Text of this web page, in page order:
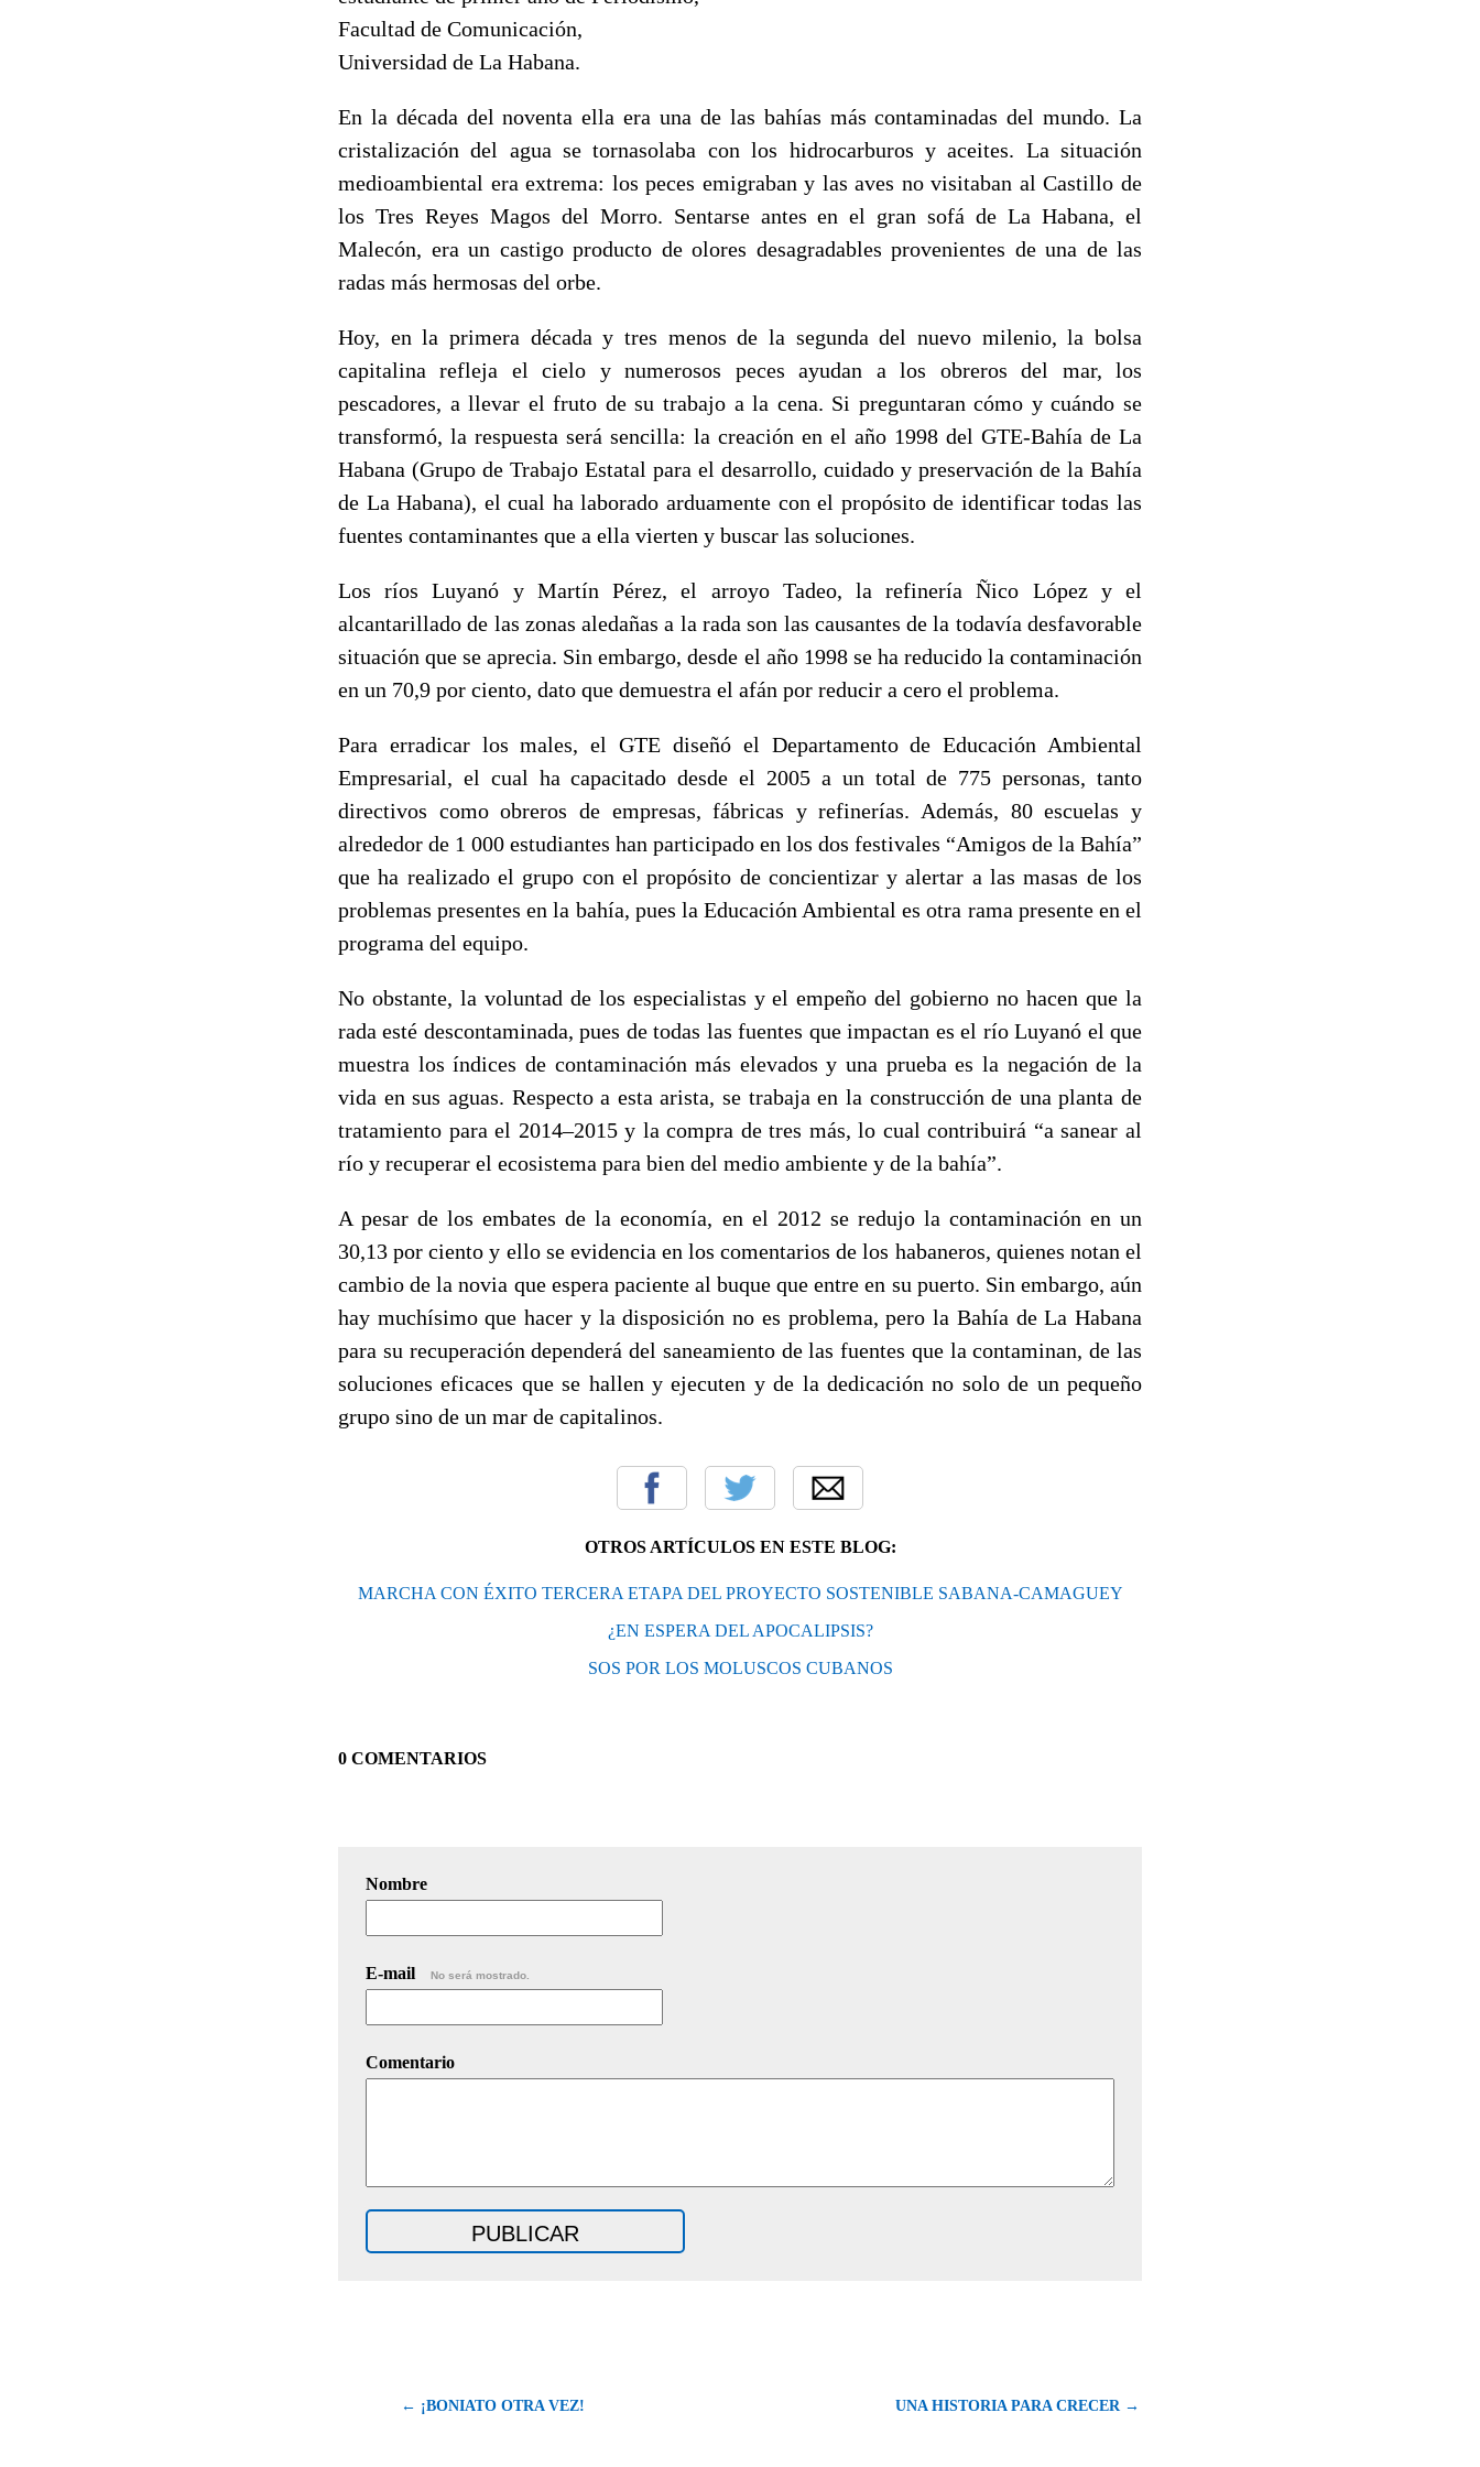
Facultad de Comunicación,
Universidad de La Habana.
En la década del noventa ella era una de las bahías más contaminadas del mundo. La
cristalización del agua se tornasolaba con los hidrocarburos y aceites. La situación
medioambiental era extrema: los peces emigraban y las aves no visitaban al Castillo de
los Tres Reyes Magos del Morro. Sentarse antes en el gran sofá de La Habana, el
Malecón, era un castigo producto de olores desagradables provenientes de una de las
radas más hermosas del orbe.
Hoy, en la primera década y tres menos de la segunda del nuevo milenio, la bolsa
capitalina refleja el cielo y numerosos peces ayudan a los obreros del mar, los
pescadores, a llevar el fruto de su trabajo a la cena. Si preguntaran cómo y cuándo se
transformó, la respuesta será sencilla: la creación en el año 1998 del GTE-Bahía de La
Habana (Grupo de Trabajo Estatal para el desarrollo, cuidado y preservación de la Bahía
de La Habana), el cual ha laborado arduamente con el propósito de identificar todas las
fuentes contaminantes que a ella vierten y buscar las soluciones.
Los ríos Luyanó y Martín Pérez, el arroyo Tadeo, la refinería Ñico López y el
alcantarillado de las zonas aledañas a la rada son las causantes de la todavía desfavorable
situación que se aprecia. Sin embargo, desde el año 1998 se ha reducido la contaminación
en un 70,9 por ciento, dato que demuestra el afán por reducir a cero el problema.
Para erradicar los males, el GTE diseñó el Departamento de Educación Ambiental
Empresarial, el cual ha capacitado desde el 2005 a un total de 775 personas, tanto
directivos como obreros de empresas, fábricas y refinerías. Además, 80 escuelas y
alrededor de 1 000 estudiantes han participado en los dos festivales “Amigos de la Bahía”
que ha realizado el grupo con el propósito de concientizar y alertar a las masas de los
problemas presentes en la bahía, pues la Educación Ambiental es otra rama presente en el
programa del equipo.
No obstante, la voluntad de los especialistas y el empeño del gobierno no hacen que la
rada esté descontaminada, pues de todas las fuentes que impactan es el río Luyanó el que
muestra los índices de contaminación más elevados y una prueba es la negación de la
vida en sus aguas. Respecto a esta arista, se trabaja en la construcción de una planta de
tratamiento para el 2014–2015 y la compra de tres más, lo cual contribuirá “a sanear al
río y recuperar el ecosistema para bien del medio ambiente y de la bahía”.
A pesar de los embates de la economía, en el 2012 se redujo la contaminación en un
30,13 por ciento y ello se evidencia en los comentarios de los habaneros, quienes notan el
cambio de la novia que espera paciente al buque que entre en su puerto. Sin embargo, aún
hay muchísimo que hacer y la disposición no es problema, pero la Bahía de La Habana
para su recuperación dependerá del saneamiento de las fuentes que la contaminan, de las
soluciones eficaces que se hallen y ejecuten y de la dedicación no solo de un pequeño
grupo sino de un mar de capitalinos.
OTROS ARTÍCULOS EN ESTE BLOG:
MARCHA CON ÉXITO TERCERA ETAPA DEL PROYECTO SOSTENIBLE SABANA-CAMAGUEY
¿EN ESPERA DEL APOCALIPSIS?
SOS POR LOS MOLUSCOS CUBANOS
0 COMENTARIOS
Nombre
E-mail No será mostrado.
Comentario
← ¡BONIATO OTRA VEZ! UNA HISTORIA PARA CRECER →